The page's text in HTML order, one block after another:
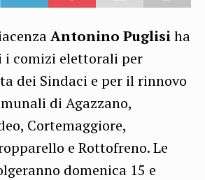
Antonino Puglisiha
i comizi elettorali per
dei Sindaci e per il rinnovo
di Agazzano,
Cortemaggiore,
e Rottofreno. Le
domenica 15 e